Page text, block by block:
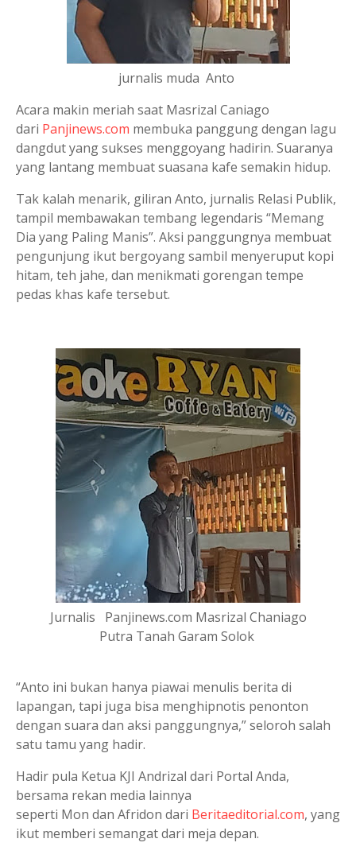
jurnalis muda Anto
Acara makin meriah saat Masrizal Caniago
dari Panjinews.com membuka panggung dengan lagu
dangdut yang sukses menggoyang hadirin. Suaranya
yang lantang membuat suasana kafe semakin hidup.
Tak kalah menarik, giliran Anto, jurnalis Relasi Publik,
tampil membawakan tembang legendaris “Memang
Dia yang Paling Manis”. Aksi panggungnya membuat
pengunjung ikut bergoyang sambil menyeruput kopi
hitam, teh jahe, dan menikmati gorengan tempe
pedas khas kafe tersebut.
Jurnalis Panjinews.com Masrizal Chaniago
Putra Tanah Garam Solok
“Anto ini bukan hanya piawai menulis berita di
lapangan, tapi juga bisa menghipnotis penonton
dengan suara dan aksi panggungnya,” seloroh salah
satu tamu yang hadir.
Hadir pula Ketua KJI Andrizal dari Portal Anda,
bersama rekan media lainnya
seperti Mon dan Afridon dari Beritaeditorial.com, yang
ikut memberi semangat dari meja depan.